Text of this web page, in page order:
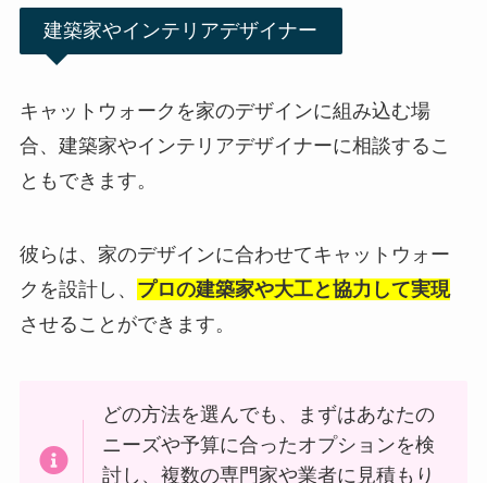
建築家やインテリアデザイナー
キャットウォークを家のデザインに組み込む場
合、 建築家やインテリアデザイナーに相談するこ
ともできます。
彼らは、家のデザインに合わせてキャットウォー
クを設計し、 プロの建築家や大工と協力して実現
させることができます。
どの方法を選んでも、まずはあなたの
ニーズや予算に合ったオプションを検
討し、複数の専門家や業者に見積もり